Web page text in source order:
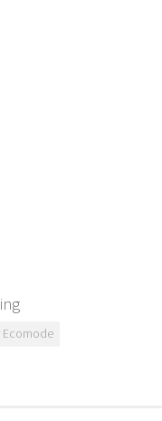
Ecomode